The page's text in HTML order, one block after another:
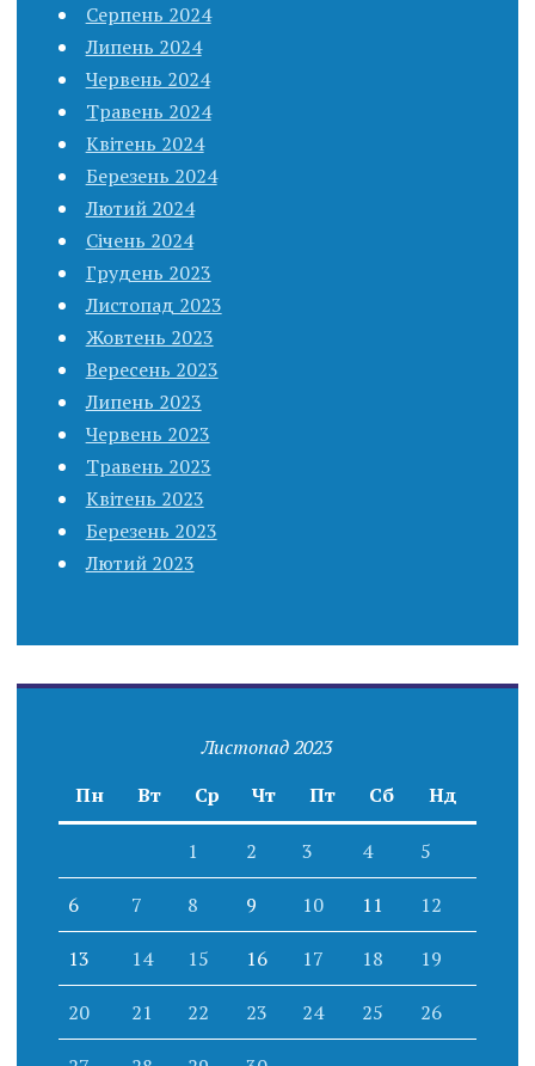
Серпень 2024
Липень 2024
Червень 2024
Травень 2024
Квітень 2024
Березень 2024
Лютий 2024
Січень 2024
Грудень 2023
Листопад 2023
Жовтень 2023
Вересень 2023
Липень 2023
Червень 2023
Травень 2023
Квітень 2023
Березень 2023
Лютий 2023
Листопад 2023
Пн
Вт Ср Чт Пт Сб Нд
1 2 3 4 5
6 7 8 9 10 11 12
13 14 15 16 17 18 19
20 21 22 23 24 25 26